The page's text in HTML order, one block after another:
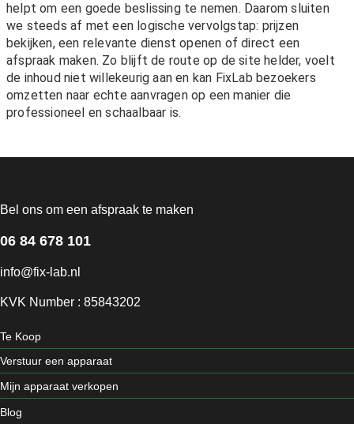
helpt om een goede beslissing te nemen. Daarom sluiten
we steeds af met een logische vervolgstap: prijzen
bekijken, een relevante dienst openen of direct een
afspraak maken. Zo blijft de route op de site helder, voelt
de inhoud niet willekeurig aan en kan FixLab bezoekers
omzetten naar echte aanvragen op een manier die
professioneel en schaalbaar is.
Bel ons om een afspraak te maken
06 84 678 101
info@fix-lab.nl
KVK Number : 85843202
Te Koop
Verstuur een apparaat
Mijn apparaat verkopen
Blog